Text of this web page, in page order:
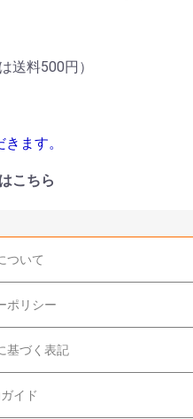
送料500円）
ます。
こちら
ついて
ポリシー
基づく表記
イド